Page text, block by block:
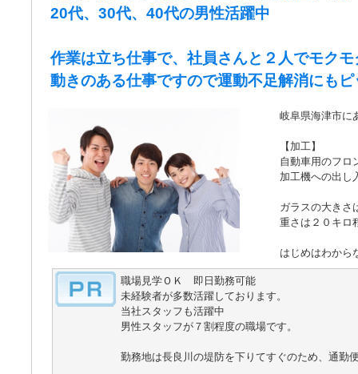
20代、30代、40代の男性活躍中
作業は立ち仕事で、社員さんと２人でモク
動きのある仕事ですので運動不足解消にも
岐阜県海津市に
【加工】
自動車用のフロ
加工機への出し
ガラスの大きさ
重さは２０キロ
はじめはわから
職場見学ＯＫ 即日勤務可能
未経験者が多数活躍しております。
当社スタッフも活躍中
男性スタッフが７割程度の職場です。
勤務地は長良川の堤防を下りてすぐのため、通勤